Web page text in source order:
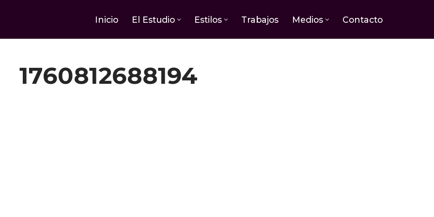
Inicio El Estudio Estilos Trabajos Medios Contacto
1760812688194